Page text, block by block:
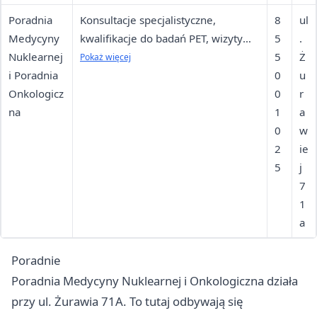
Poradnia
Medycyny
Nuklearnej
i Poradnia
Onkologicz
na
Konsultacje specjalistyczne,
kwalifikacje do badań PET, wizyty
kontrolne pacjentów z chorobami
Pokaż więcej
8
5
5
0
0
1
0
2
5
ul
.
Ż
u
r
a
w
ie
j
7
1
a
Poradnie
Poradnia Medycyny Nuklearnej i Onkologiczna działa
przy ul. Żurawia 71A. To tutaj odbywają się